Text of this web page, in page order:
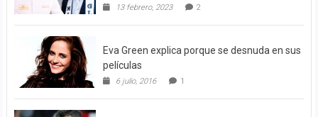
13 febrero, 2023 2
Eva Green explica porque se desnuda en sus
películas
6 julio, 2016 1